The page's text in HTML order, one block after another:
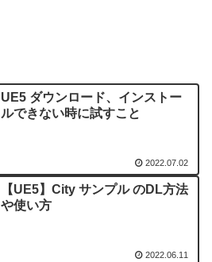
UE5 ダウンロード、インストー
ルできない時に試すこと
2022.07.02
【UE5】City サンプル のDL方法
や使い方
2022.06.11